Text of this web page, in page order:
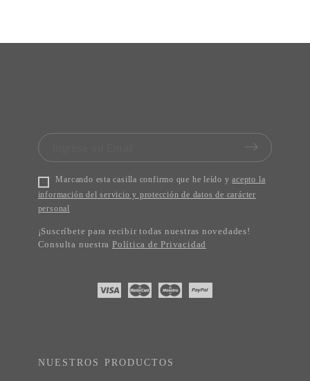
Marcando esta casilla confirmo que he leído yacepto la
información del servicio y protección de datos de carácter
personal
¡Suscríbete para recibir todas nuestras novedades!
Consulta nuestra Política de Privacidad
NUESTROS PRODUCTOS